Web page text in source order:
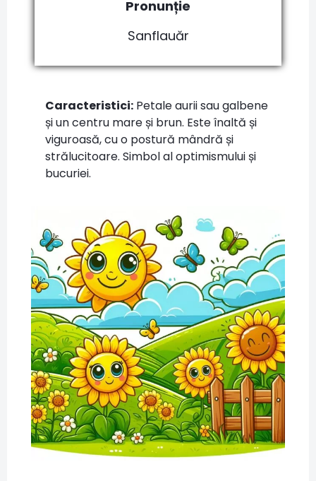
Pronunție
Sanflauăr
Caracteristici: Petale aurii sau galbene
și un centru mare și brun. Este înaltă și
viguroasă, cu o postură mândră și
strălucitoare. Simbol al optimismului și
bucuriei.